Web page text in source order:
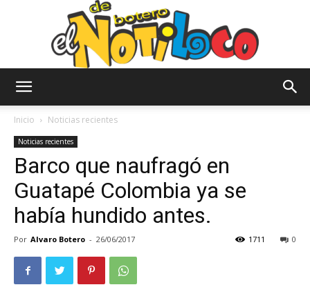
Notiloco
de
Inicio Noticias recientes
Noticias recientes
Barco que naufragó en
Guatapé Colombia ya se
había hundido antes.
Por Alvaro Botero - 26/06/2017 0
1711